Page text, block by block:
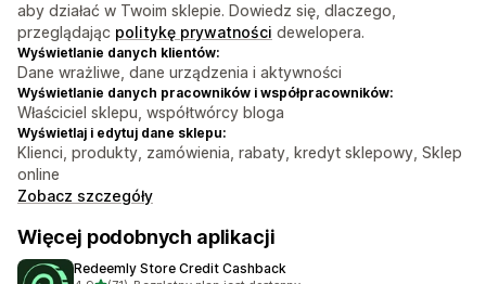
aby działać w Twoim sklepie. Dowiedz się, dlaczego,
przeglądając politykę prywatności dewelopera.
Wyświetlanie danych klientów:
Dane wrażliwe, dane urządzenia i aktywności
Wyświetlanie danych pracowników i współpracowników:
Właściciel sklepu, współtwórcy bloga
Wyświetlaj i edytuj dane sklepu:
Klienci, produkty, zamówienia, rabaty, kredyt sklepowy, Sklep
online
Zobacz szczegóły
Więcej podobnych aplikacji
Redeemly Store Credit Cashback